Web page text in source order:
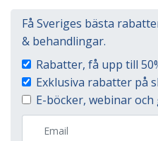
Få Sveriges bästa
& behandlingar.
Rabatter, få upp till
Exklusiva rabatter på
E-böcker, webinar